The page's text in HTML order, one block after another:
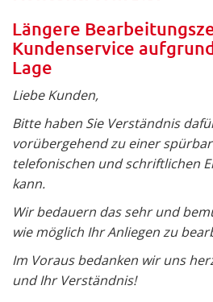
Längere
Kundenservice
Lage
Liebe Kunden,
Bitte haben Sie Verständnis
vorübergehend zu einer
telefonischen und schriftlichen
kann.
Wir bedauern das sehr und
wie möglich Ihr Anliegen zu
Im Voraus bedanken wir uns
und Ihr Verständnis!